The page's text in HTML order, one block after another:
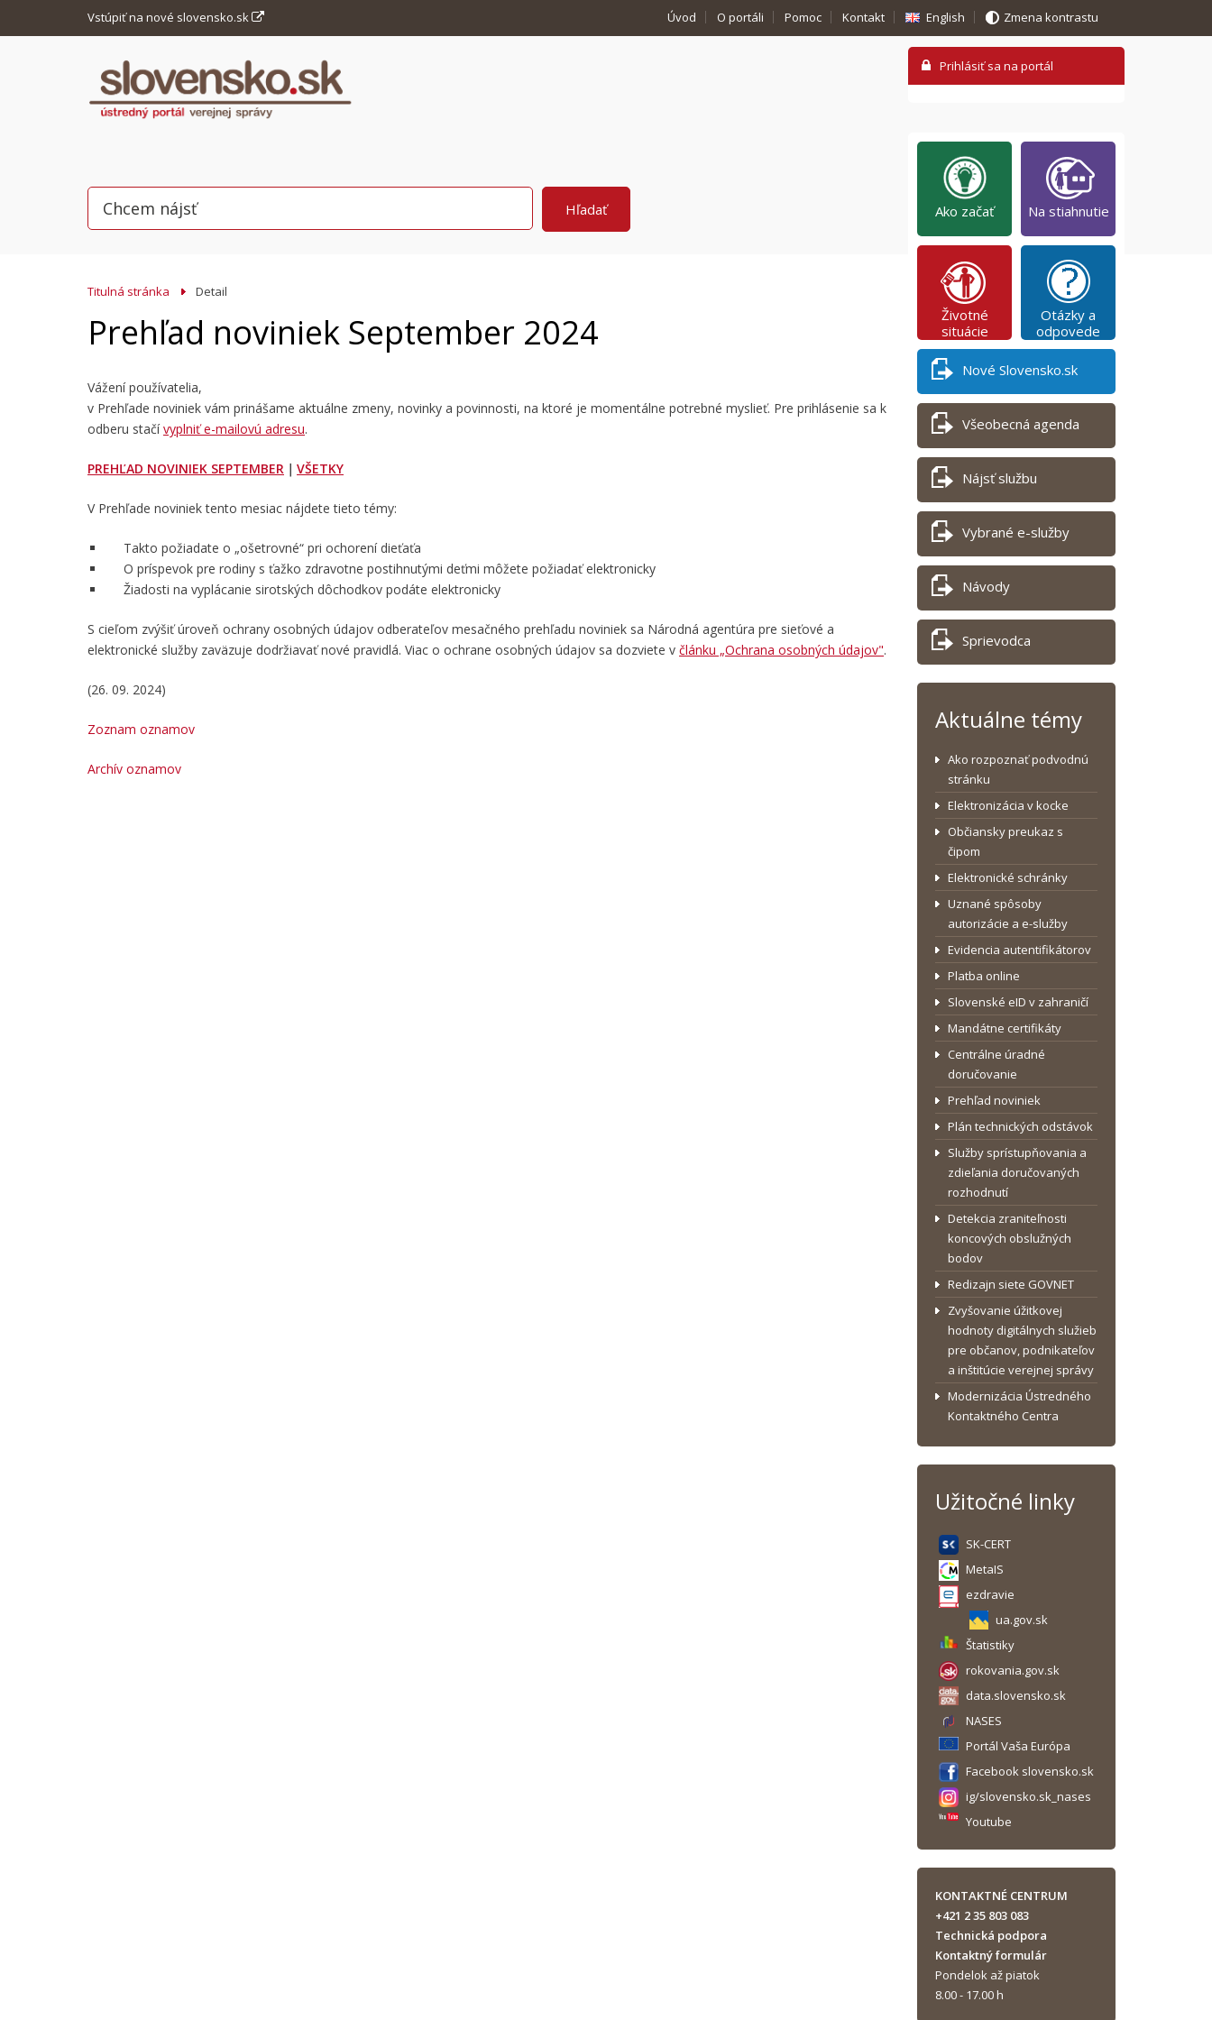
Vstúpiť na nové slovensko.sk Úvod O portáli Pomoc Kontakt English Zmena kontrastu
Titulná stránka Detail
Prehľad noviniek September 2024
Vážení používatelia,
v Prehľade noviniek vám prinášame aktuálne zmeny, novinky a povinnosti, na ktoré je momentálne potrebné myslieť. Pre prihlásenie sa k
odberu stačívyplniť e-mailovú adresu.
PREHĽAD NOVINIEK SEPTEMBER ｜ VŠETKY
V Prehľade noviniek tento mesiac nájdete tieto témy:
Takto požiadate o „ošetrovné“ pri ochorení dieťaťa
O príspevok pre rodiny s ťažko zdravotne postihnutými deťmi môžete požiadať elektronicky
Žiadosti na vyplácanie sirotských dôchodkov podáte elektronicky
S cieľom zvýšiť úroveň ochrany osobných údajov odberateľov mesačného prehľadu noviniek sa Národná agentúra pre sieťové a
elektronické služby zaväzuje dodržiavať nové pravidlá. Viac o ochrane osobných údajov sa dozviete v článku „Ochrana osobných údajov".
(26. 09. 2024)
Zoznam oznamov
Archív oznamov
Ako začať Na stiahnutie
Životné
situácie
Otázky a
odpovede
Nové Slovensko.sk
Všeobecná agenda
Nájsť službu
Vybrané e-služby
Návody
Sprievodca
Aktuálne témy
Ako rozpoznať podvodnú
stránku
Elektronizácia v kocke
Občiansky preukaz s
čipom
Elektronické schránky
Uznané spôsoby
autorizácie a e-služby
Evidencia autentifikátorov
Platba online
Slovenské eID v zahraničí
Mandátne certifikáty
Centrálne úradné
doručovanie
Prehľad noviniek
Plán technických odstávok
Služby sprístupňovania a
zdieľania doručovaných
rozhodnutí
Detekcia zraniteľnosti
koncových obslužných
bodov
Redizajn siete GOVNET
Zvyšovanie úžitkovej
hodnoty digitálnych služieb
pre občanov, podnikateľov
a inštitúcie verejnej správy
Modernizácia Ústredného
Kontaktného Centra
Užitočné linky
SK-CERT
MetaIS
ezdravie
ua.gov.sk
Štatistiky
rokovania.gov.sk
data.slovensko.sk
NASES
Portál Vaša Európa
Facebook slovensko.sk
ig/slovensko.sk_nases
Youtube
KONTAKTNÉ CENTRUM
+421 2 35 803 083
Technická podpora
Kontaktný formulár
Pondelok až piatok
8.00 - 17.00 h